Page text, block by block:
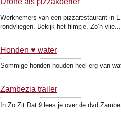
Drone als pizzakoerier
Werknemers van een pizzarestaurant in
rondvliegen. Bekijk het filmpje. Zo’n vlie...
Honden ♥ water
Sommige honden houden heel erg van
Zambezia trailer
In Zo Zit Dat 9 lees je over de dvd